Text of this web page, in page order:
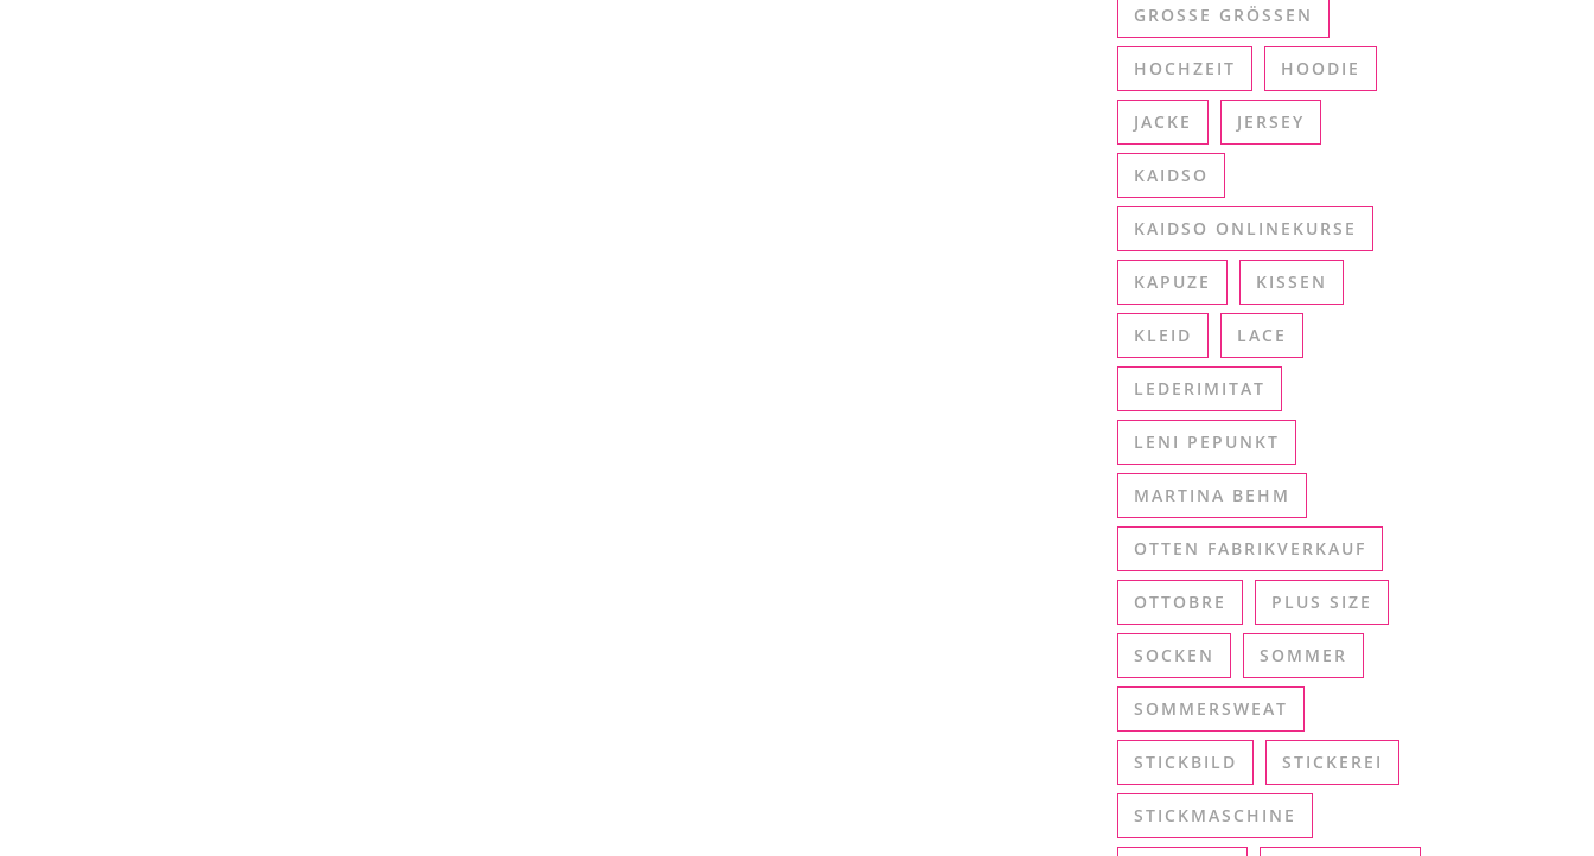
GROSSE GRÖSSEN
HOCHZEIT HOODIE
JACKE JERSEY
KAIDSO
KAIDSO ONLINEKURSE
KAPUZE KISSEN
KLEID LACE
LEDERIMITAT
LENI PEPUNKT
MARTINA BEHM
OTTEN FABRIKVERKAUF
OTTOBRE PLUS SIZE
SOCKEN SOMMER
SOMMERSWEAT
STICKBILD STICKEREI
STICKMASCHINE